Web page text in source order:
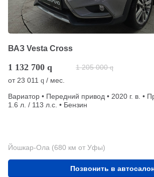
ВАЗ Vesta Cross
1 132 700 q 1 205 000 q
от23 011 q / мес.
Вариатор • Передний привод • 2020 г. в. •
1.6 л. / 113 л.с. • Бензин
Йошкар-Ола (680 км от Уфы)
Позвонить в